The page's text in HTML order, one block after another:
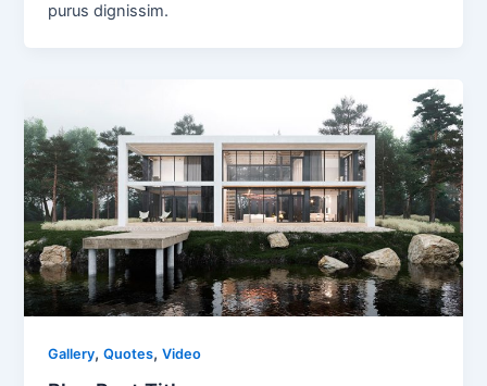
purus dignissim.
Gallery,Quotes,Video